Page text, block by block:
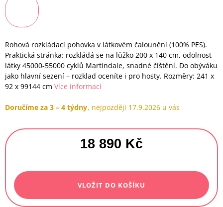
Rohová rozkládací pohovka v látkovém čalounění (100% PES).
Praktická stránka: rozkládá se na lůžko 200 x 140 cm, odolnost
látky 45000-55000 cyklů Martindale, snadné čištění. Do obýváku
jako hlavní sezení – rozklad oceníte i pro hosty. Rozměry: 241 x
92 x 99144 cm Více informací
Doručíme za 3 – 4 týdny 17.9.2026
18 890 Kč
VLOŽIT DO KOŠÍKU